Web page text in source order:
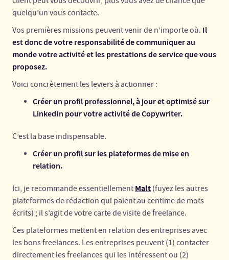
quelqu’un vous contacte.
Vos premières missions peuvent venir de n’importe où. Il
est donc de votre responsabilité de communiquer au
monde votre activité et les prestations de service que vous
proposez.
Voici concrètement les leviers à actionner :
Créer un profil professionnel, à jour et optimisé sur
LinkedIn pour votre activité de Copywriter.
C’est la base indispensable.
Créer un profil sur les plateformes de mise en
relation.
Ici, je recommande essentiellement Malt (fuyez les autres
plateformes de rédaction qui paient au centime de mots
écrits) ; il s’agit de votre carte de visite de freelance.
Ces plateformes mettent en relation des entreprises avec
les bons freelances. Les entreprises peuvent (1) contacter
directement les freelances qui les intéressent ou (2)